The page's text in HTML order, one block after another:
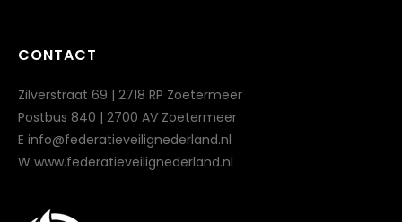
CONTACT
Zilverstraat 69 | 2718 RP Zoetermeer
Postbus 840 | 2700 AV Zoetermeer
E info@federatieveilignederland.nl
W www.federatieveilignederland.nl